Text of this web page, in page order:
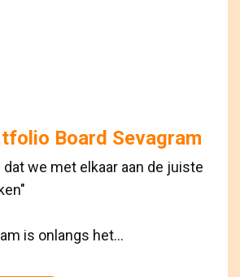
Board Sevagram
we met elkaar aan de juiste
is onlangs het...